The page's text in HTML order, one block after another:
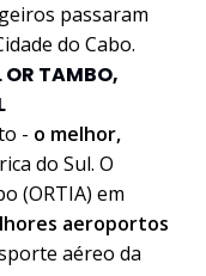
passaram
do Cabo.
OR TAMBO,
- o melhor,
do Sul. O
(ORTIA) em
aeroportos
aéreo da